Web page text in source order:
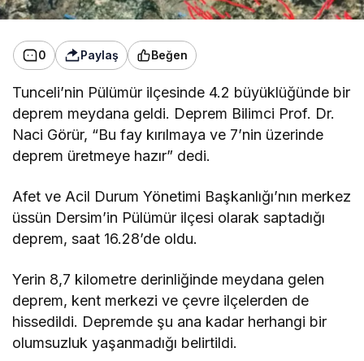
0 Paylaş Beğen
Tunceli’nin Pülümür ilçesinde 4.2 büyüklüğünde bir
deprem meydana geldi. Deprem Bilimci Prof. Dr.
Naci Görür, “Bu fay kırılmaya ve 7’nin üzerinde
deprem üretmeye hazır” dedi.
Afet ve Acil Durum Yönetimi Başkanlığı’nın merkez
üssün Dersim’in Pülümür ilçesi olarak saptadığı
deprem, saat 16.28’de oldu.
Yerin 8,7 kilometre derinliğinde meydana gelen
deprem, kent merkezi ve çevre ilçelerden de
hissedildi. Depremde şu ana kadar herhangi bir
olumsuzluk yaşanmadığı belirtildi.